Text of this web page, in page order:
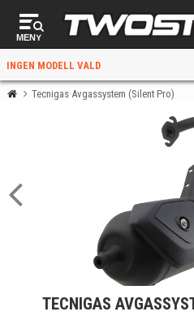
MENY
INGEN MODELL VALD
VÄLJ
När du valt kommer butiken
Tecnigas Avgassystem (Silent Pro)
TECNIGAS